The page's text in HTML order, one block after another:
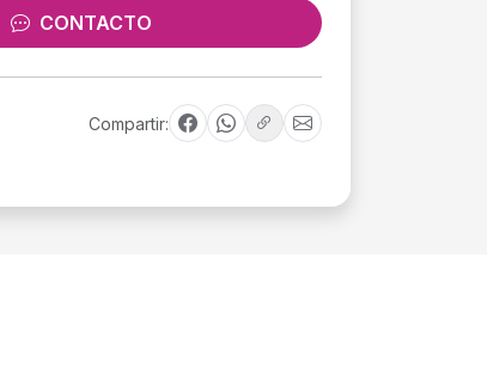
CONTACTO
Compartir: